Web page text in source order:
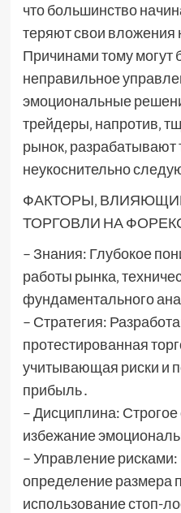
что большинство
теряют свои вложения
Причинами тому могут
неправильное
эмоциональные
трейдеры‚ напротив‚
рынок‚ разрабатывают
неукоснительно
ФАКТОРЫ‚
ТОРГОВЛИ НА
– Знания: Глубокое
работы рынка‚
фундаментального
– Стратегия:
протестированная
учитывающая риски и
прибыль․
– Дисциплина:
избежание
– Управление
определение размера
использование стоп-